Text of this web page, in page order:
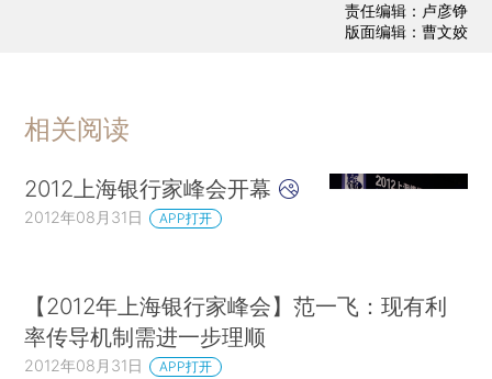
责任编辑：卢彦铮
版面编辑：曹文姣
相关阅读
2012上海银行家峰会开幕
2012年08月31日 APP打开
【2012年上海银行家峰会】范一飞：现有利
率传导机制需进一步理顺
2012年08月31日 APP打开